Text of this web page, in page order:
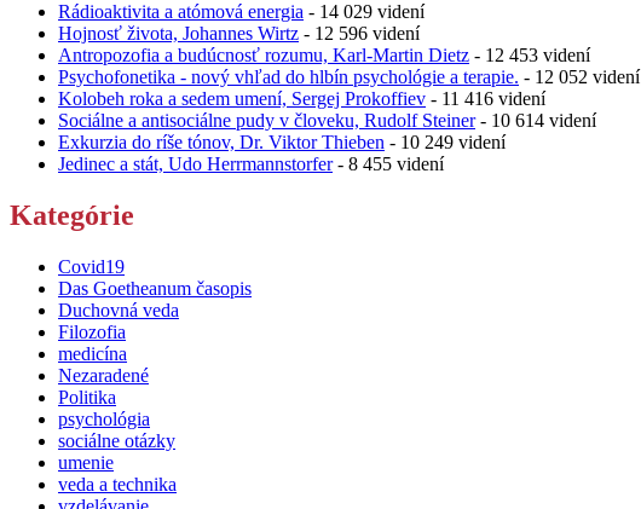
Rádioaktivita a atómová energia - 14 029 videní
Hojnosť života, Johannes Wirtz - 12 596 videní
Antropozofia a budúcnosť rozumu, Karl-Martin Dietz - 12 453 videní
Psychofonetika - nový vhľad do hlbín psychológie a terapie. - 12 052 videní
Kolobeh roka a sedem umení, Sergej Prokoffiev - 11 416 videní
Sociálne a antisociálne pudy v človeku, Rudolf Steiner- 10 614 videní
Exkurzia do ríše tónov, Dr. Viktor Thieben - 10 249 videní
Jedinec a stát, Udo Herrmannstorfer- 8 455 videní
Kategórie
Covid19
Das Goetheanum časopis
Duchovná veda
Filozofia
medicína
Nezaradené
Politika
psychológia
sociálne otázky
umenie
veda a technika